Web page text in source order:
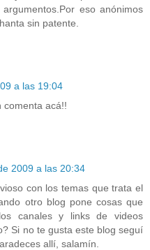
eso anónimos
sin patente.
a las 19:04
comenta acá!!
2009 a las 20:34
con los temas que trata el
otro blog pone cosas que
canales y links de videos
Si no te gusta este blog seguí
allí, salamín.